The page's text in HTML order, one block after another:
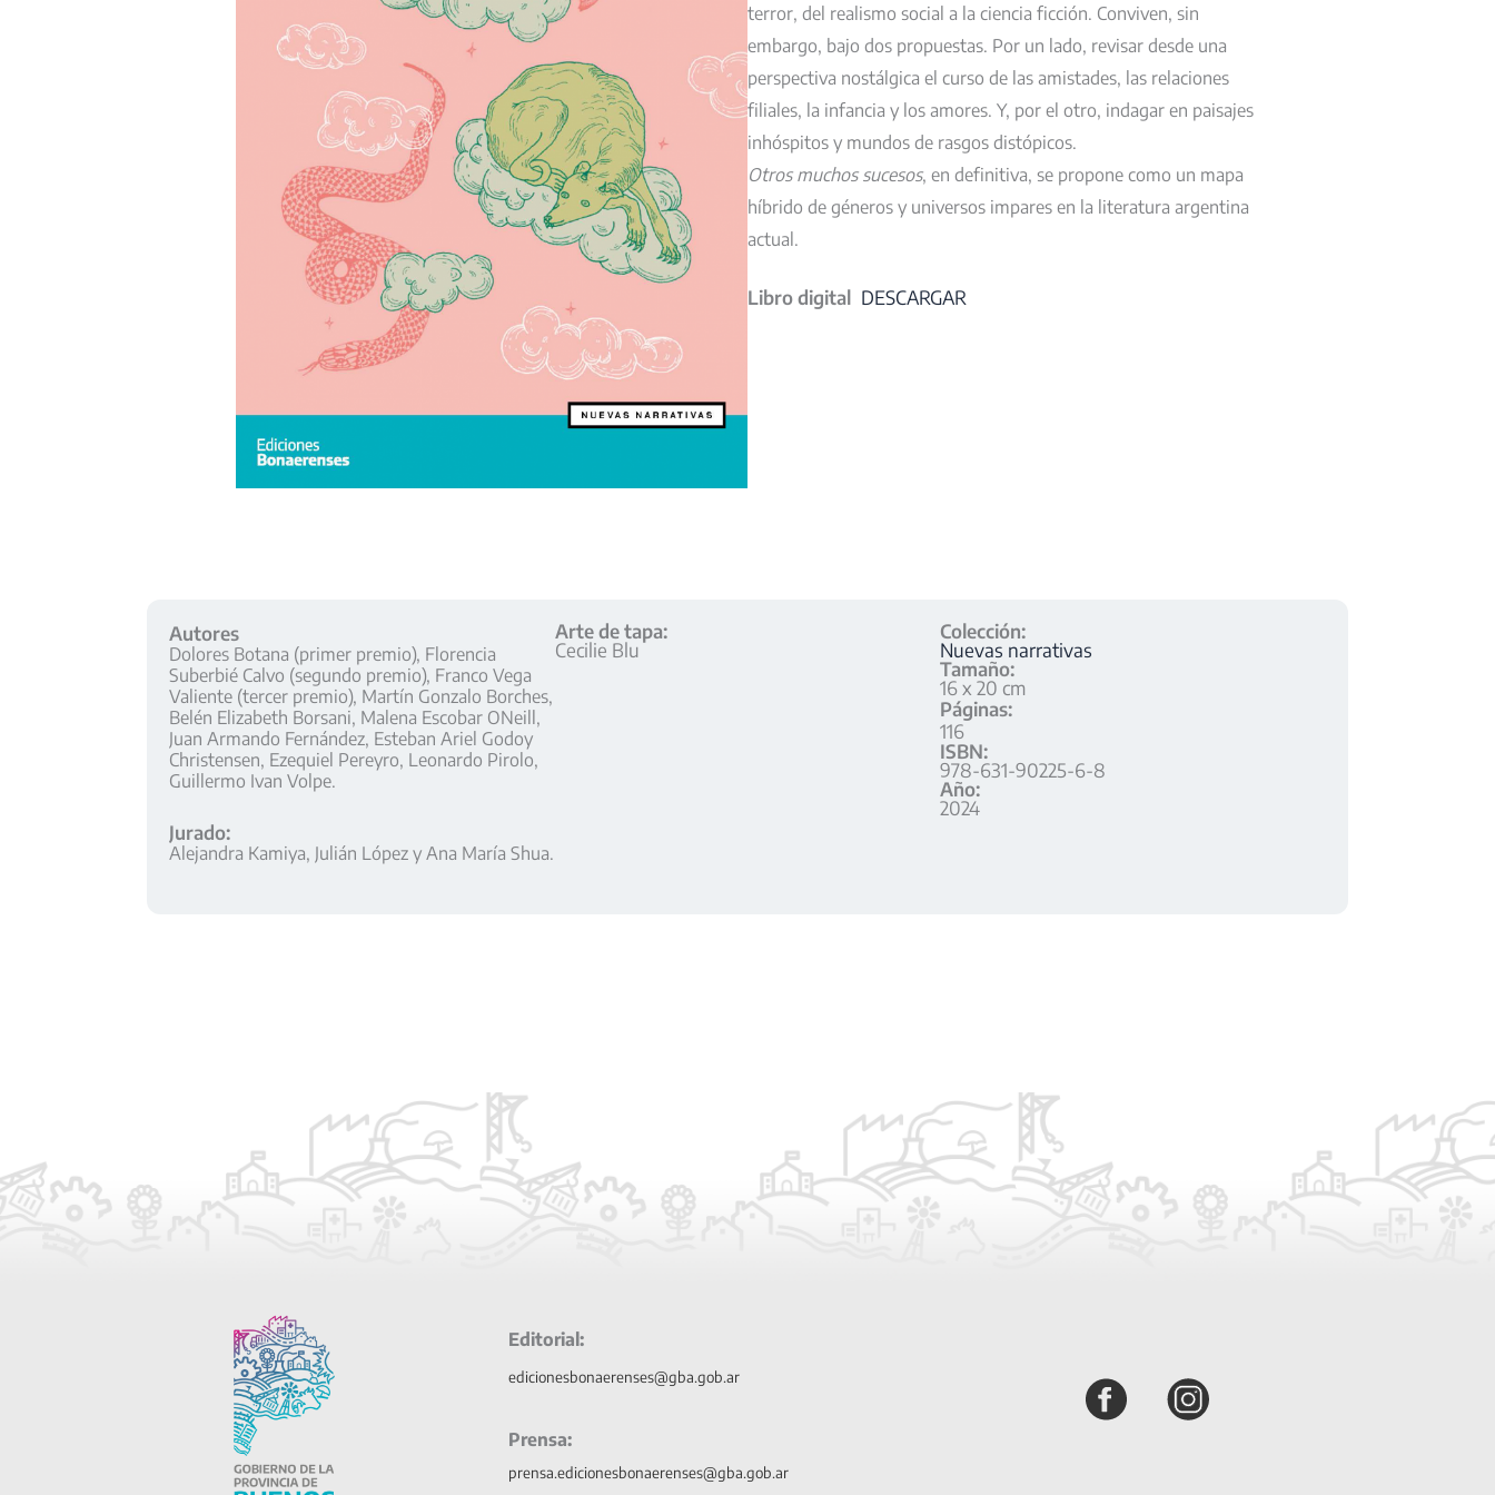
terror, del realismo social a la ciencia ficción. Conviven, sin
embargo, bajo dos propuestas. Por un lado, revisar desde una
perspectiva nostálgica el curso de las amistades, las relaciones
filiales, la infancia y los amores. Y, por el otro, indagar en paisajes
inhóspitos y mundos de rasgos distópicos.
Otros muchos sucesos, en definitiva, se propone como un mapa
híbrido de géneros y universos impares en la literatura argentina
actual.
Libro digital DESCARGAR
Autores
Dolores Botana (primer premio), Florencia
Suberbié Calvo (segundo premio), Franco Vega
Valiente (tercer premio), Martín Gonzalo Borches,
Belén Elizabeth Borsani, Malena Escobar ONeill,
Juan Armando Fernández, Esteban Ariel Godoy
Christensen, Ezequiel Pereyro, Leonardo Pirolo,
Guillermo Ivan Volpe.
Jurado:
Alejandra Kamiya, Julián López y Ana María Shua.
Arte de tapa:
Cecilie Blu
Colección:
Nuevas narrativas
Tamaño:
16 x 20 cm
Páginas:
116
ISBN:
978-631-90225-6-8
Año:
2024
Editorial:
edicionesbonaerenses@gba.gob.ar
Prensa:
prensa.edicionesbonaerenses@gba.gob.ar